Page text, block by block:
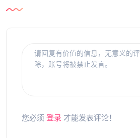
您必须 登录 才能发表评论！